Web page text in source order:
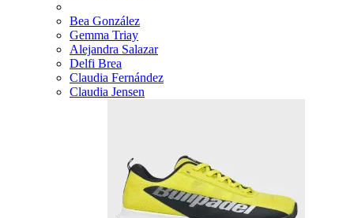
Bea González
Gemma Triay
Alejandra Salazar
Delfi Brea
Claudia Fernández
Claudia Jensen